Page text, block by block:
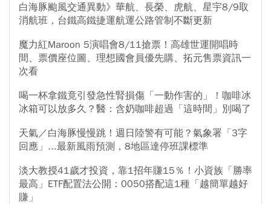
白海豚颱風交通異動》華航、長榮、虎航、星宇8/9取
消航班，台鐵高鐵捷運航運公路管制不斷更新
魔力紅Maroon 5演唱會8/11搶票！高雄世運開唱時
間、票價座位圖、理想國會員優先購、拓元售票資訊一
次看
喝一杯拿鐵竟引發急性腎損傷「一動作害的」！咖啡冰
冰箱可以放多久？醫：含奶咖啡超過「這時間」別喝了
天氣／白海豚慢慢跳！週日陸警有可能？氣象署「3字
回應」...最新風雨預測，8地區達停班課標準
淡大教授41歲才投資，靠1招年賺15％！小資族「勝率
最高」ETF配置法公開：0050搭配這1種「越簡單越好
賺」